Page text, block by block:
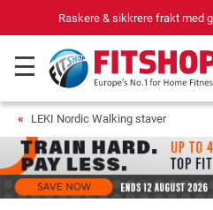
Raskere & sikkrere frakt med
LEKI Nordic Walking staver